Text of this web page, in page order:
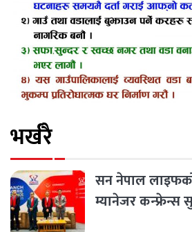
भर्खरै
सन नेपाल लाइफको
म्यानेजर कन्फ्रेन्स